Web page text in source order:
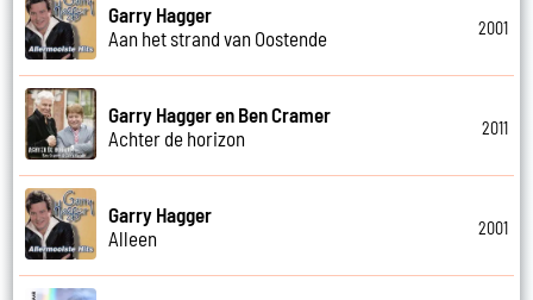
Garry Hagger
Aan het strand van Oostende
2001
Garry Hagger en Ben Cramer
Achter de horizon
2011
Garry Hagger
Alleen
2001